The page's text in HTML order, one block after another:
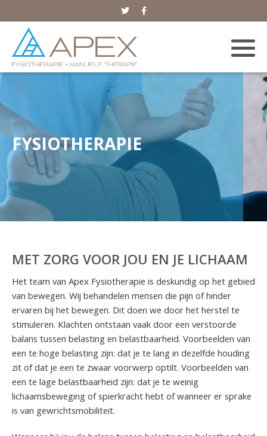
FYSIOTHERAPIE
MET ZORG VOOR JOU EN JE LICHAAM
Het team van Apex Fysiotherapie is deskundig op het gebied
van bewegen. Wij behandelen mensen die pijn of hinder
ervaren bij het bewegen. Dit doen we door het herstel te
stimuleren. Klachten ontstaan vaak door een verstoorde
balans tussen belasting en belastbaarheid. Voorbeelden van
een te hoge belasting zijn: dat je te lang in dezelfde houding
zit of dat je een te zwaar voorwerp optilt. Voorbeelden van
een te lage belastbaarheid zijn: dat je te weinig
lichaamsbeweging of spierkracht hebt of wanneer er sprake
is van gewrichtsmobiliteit.